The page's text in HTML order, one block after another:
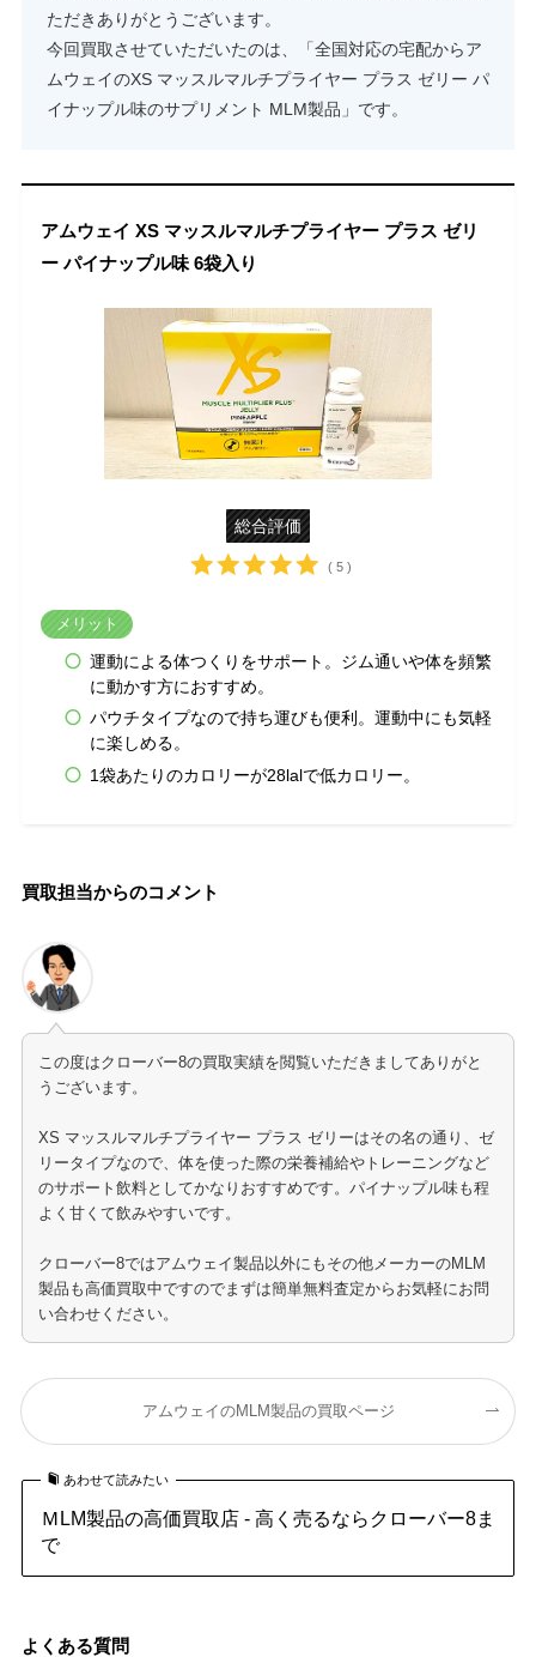
ただきありがとうございます。
今回買取させていただいたのは、「全国対応の宅配からア
ムウェイのXS マッスルマルチプライヤー プラス ゼリー パ
イナップル味のサプリメント MLM製品」です。
アムウェイ XS マッスルマルチプライヤー プラス ゼリ
ー パイナップル味 6袋入り
総合評価
( 5 )
メリット
運動による体つくりをサポート。ジム通いや体を頻繁
に動かす方におすすめ。
パウチタイプなので持ち運びも便利。運動中にも気軽
に楽しめる。
1袋あたりのカロリーが28lalで低カロリー。
買取担当からのコメント
この度はクローバー8の買取実績を閲覧いただきましてありがと
うございます。
XS マッスルマルチプライヤー プラス ゼリーはその名の通り、ゼ
リータイプなので、体を使った際の栄養補給やトレーニングなど
のサポート飲料としてかなりおすすめです。パイナップル味も程
よく甘くて飲みやすいです。
クローバー8ではアムウェイ製品以外にもその他メーカーのMLM
製品も高価買取中ですのでまずは簡単無料査定からお気軽にお問
い合わせください。
アムウェイのMLM製品の買取ページ
あわせて読みたい
ＭLM製品の高価買取店 - 高く売るならクローバー8ま
で
よくある質問